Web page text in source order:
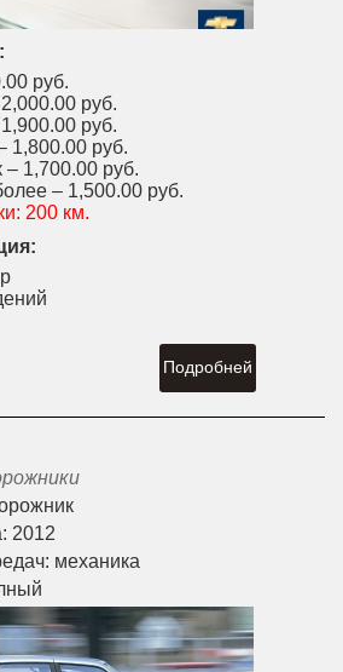
руб.
2,000.00 руб.
1,900.00 руб.
1,800.00 руб.
– 1,700.00 руб.
– 1,500.00 руб.
200 км.
Подробней
2012
механика